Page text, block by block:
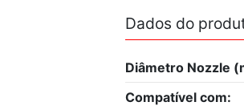
Dados do
Diâmetro Nozzle
Compatível com: